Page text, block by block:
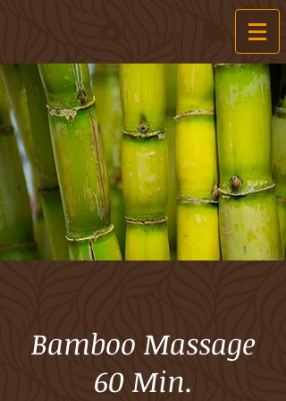
Bamboo Massage
60 Min.